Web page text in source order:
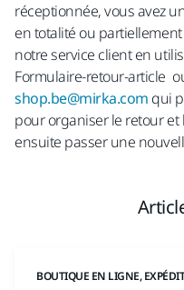
réceptionnée, vous avez
en totalité ou
notre service client en
Formulaire-retour-article
shop.be@mirka.com qui
pour organiser le retour
ensuite passer une
BOUTIQUE EN LIGNE,